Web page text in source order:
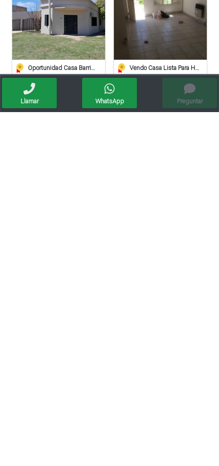
Oportunidad Casa Barrio Villa Del Parque - Crédito Hipotecario Vendo Casa Lista Para Habitar
Llamar WhatsApp Preguntar